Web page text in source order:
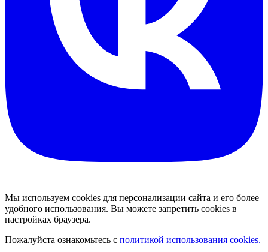
Мы используем cookies для персонализации сайта и его более
удобного использования. Вы можете запретить cookies в
настройках браузера.
Пожалуйста ознакомьтесь с политикой использования cookies.